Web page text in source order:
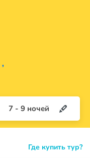
,
7 - 9 ночей
Где купить тур?